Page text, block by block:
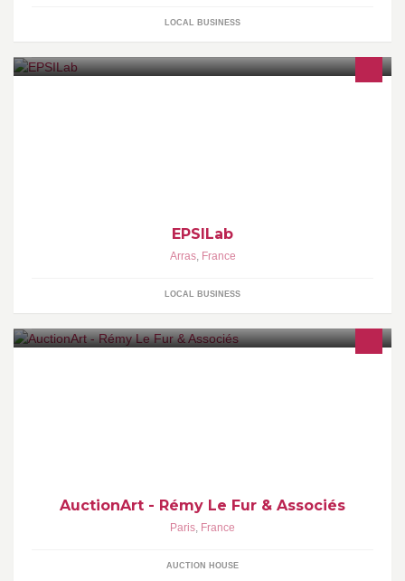
LOCAL BUSINESS
EPSILab
Arras, France
LOCAL BUSINESS
AuctionArt - Rémy Le Fur & Associés
Paris, France
AUCTION HOUSE